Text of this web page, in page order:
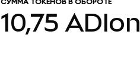
СУММА ТОКЕНОВ В ОБОРОТЕ
10,75 ADIon